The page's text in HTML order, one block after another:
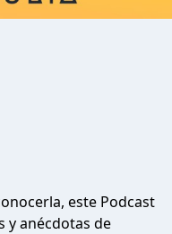
este Podcast
y anécdotas de